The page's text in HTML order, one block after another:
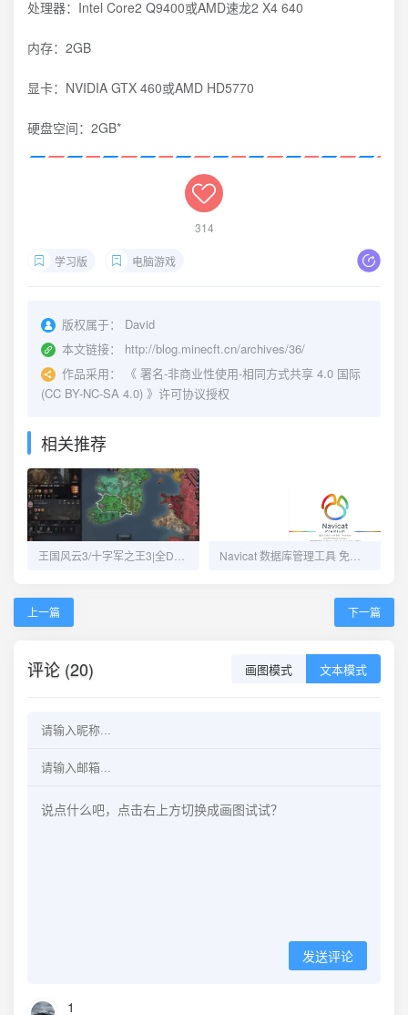
处理器：Intel Core2 Q9400或AMD速龙2 X4 640
内存：2GB
显卡：NVIDIA GTX 460或AMD HD5770
硬盘空间：2GB*
314
学习版 电脑游戏
版权属于：
David
本文链接：
http://blog.minecft.cn/archives/36/
作品采用：
《 署名-非商业性使用-相同方式共享 4.0 国际
(CC BY-NC-SA 4.0) 》许可协议授权
相关推荐
上一篇 下一篇
评论 (20) 画图模式 文本模式
发送评论
1